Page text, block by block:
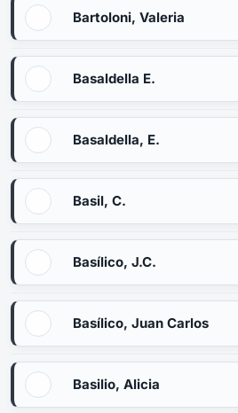
Bartoloni, Valeria
Basaldella E.
Basaldella, E.
Basil, C.
Basílico, J.C.
Basílico, Juan Carlos
Basilio, Alicia